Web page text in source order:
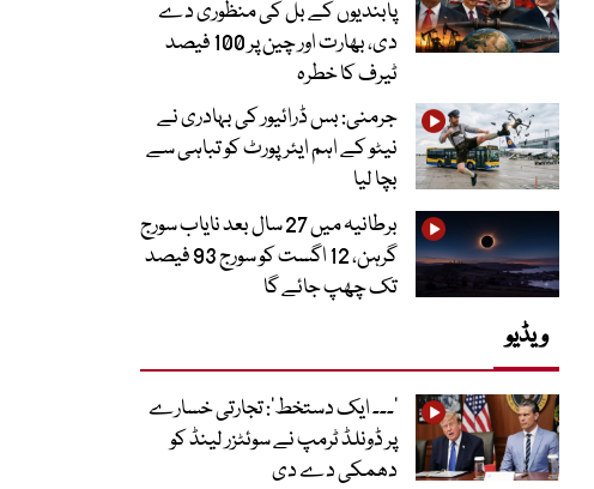
پابندیوں کے بل کی منظوری دے
دی، بھارت اور چین پر 100 فیصد
ٹیرف کا خطرہ
جرمنی: بس ڈرائیور کی بہادری نے
نیٹو کے اہم ایئرپورٹ کو تباہی سے
بچا لیا
برطانیہ میں 27 سال بعد نایاب سورج
گرہن، 12 اگست کو سورج 93 فیصد
تک چھپ جائے گا
ویڈیو
’۔۔۔ ایک دستخط‘: تجارتی خسارے
پر ڈونلڈ ٹرمپ نے سوئٹزر لینڈ کو
دھمکی دے دی